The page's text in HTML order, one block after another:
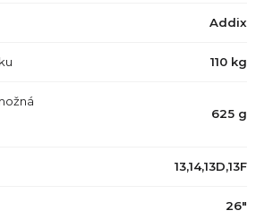
Addix
110 kg
625 g
13,14,13D,13F
26"